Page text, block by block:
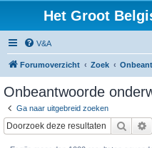
Het Groot
V&A
Forumoverzicht Zoek
Onbeantwoorde
Ga naar uitgebreid zoeken
Zoek